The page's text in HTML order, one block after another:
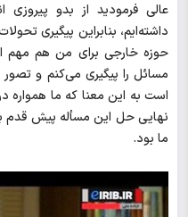
عالی فرمودید از بدو
داشته‌ایم، بنابراین پیگیری
حوزه خارجی برای من هم مهم
مسائل را پیگیری می‌کنم و
است به این معنا که ما همواره
نهایی حل این مسأله پیش قدم
ما بود.